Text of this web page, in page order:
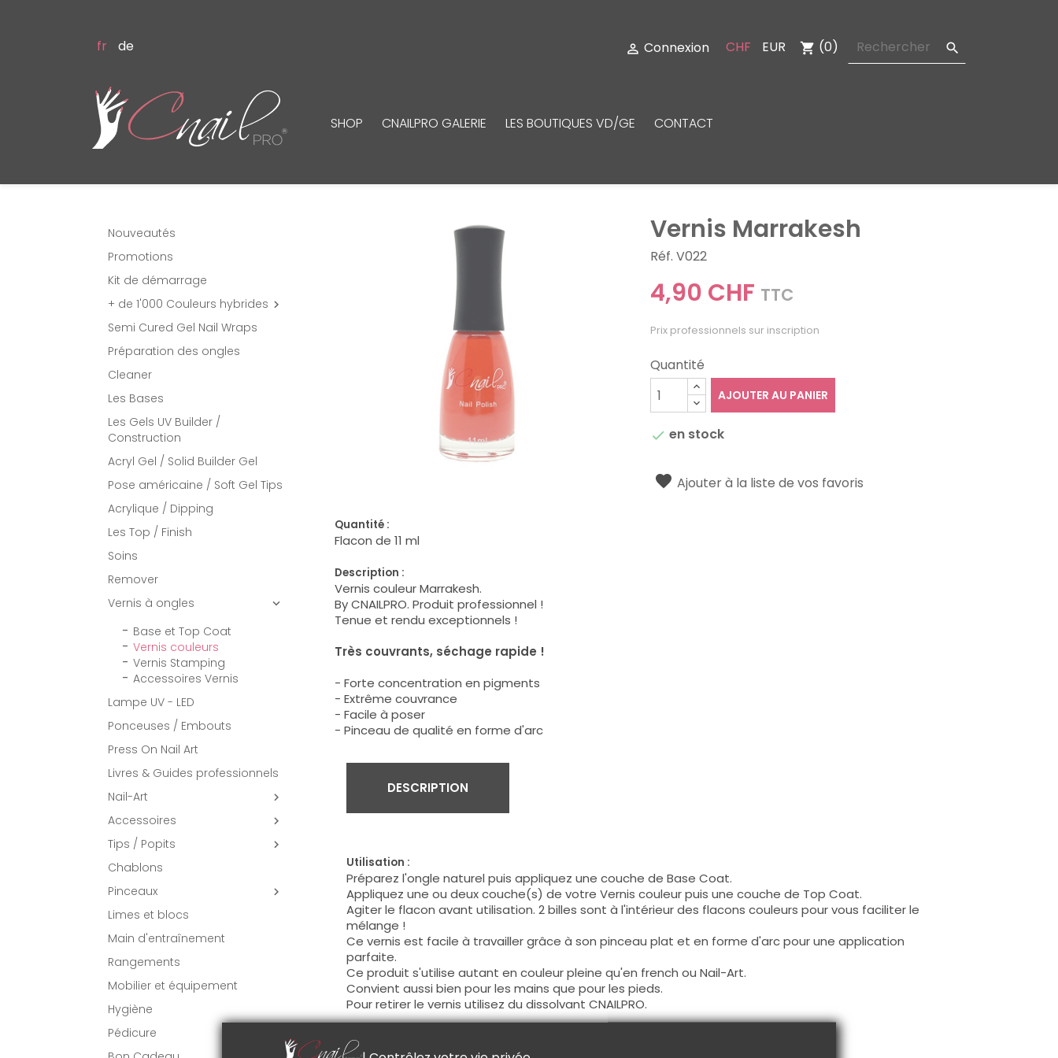
fr de  Connexion CHF EUR shopping_cart (0) 
SHOP CNAILPRO GALERIE LES BOUTIQUES VD/GE CONTACT
Nouveautés
Promotions
Kit de démarrage
+ de 1'000 Couleurs hybrides 
Semi Cured Gel Nail Wraps
Préparation des ongles
Cleaner
Les Bases
Les Gels UV Builder /
Construction
Acryl Gel / Solid Builder Gel
Pose américaine / Soft Gel Tips
Acrylique / Dipping
Les Top / Finish
Soins
Remover
Vernis à ongles

Base et Top Coat
Vernis couleurs
Vernis Stamping
Accessoires Vernis
Lampe UV - LED
Ponceuses / Embouts
Press On Nail Art
Livres & Guides professionnels
Nail-Art

Accessoires 
Tips / Popits 
Chablons
Pinceaux

Limes et blocs
Main d'entraînement
Rangements
Mobilier et équipement
Hygiène
Pédicure
Vernis Marrakesh
Réf. V022
4,90 CHF TTC
Prix professionnels sur inscription
Quantité
AJOUTER AU PANIER
 en stock
Ajouter à la liste de vos favoris
Quantité :
Flacon de 11 ml
Description :
Vernis couleur Marrakesh.
By CNAILPRO. Produit professionnel !
Tenue et rendu exceptionnels !
Très couvrants, séchage rapide !
- Forte concentration en pigments
- Extrême couvrance
- Facile à poser
- Pinceau de qualité en forme d'arc
DESCRIPTION
Utilisation :
Préparez l'ongle naturel puis appliquez une couche de Base Coat.
Appliquez une ou deux couche(s) de votre Vernis couleur puis une couche de Top Coat.
Agiter le flacon avant utilisation. 2 billes sont à l'intérieur des flacons couleurs pour vous faciliter le
mélange !
Ce vernis est facile à travailler grâce à son pinceau plat et en forme d'arc pour une application
parfaite.
Ce produit s'utilise autant en couleur pleine qu'en french ou Nail-Art.
Convient aussi bien pour les mains que pour les pieds.
Pour retirer le vernis utilisez du dissolvant CNAILPRO.
Conseil :